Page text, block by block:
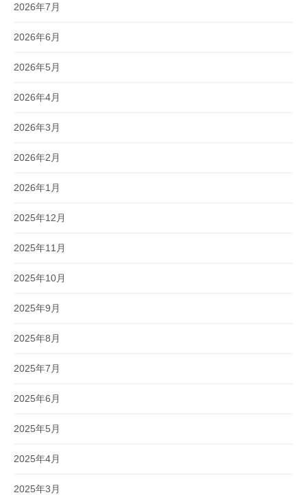
2026年7月
2026年6月
2026年5月
2026年4月
2026年3月
2026年2月
2026年1月
2025年12月
2025年11月
2025年10月
2025年9月
2025年8月
2025年7月
2025年6月
2025年5月
2025年4月
2025年3月